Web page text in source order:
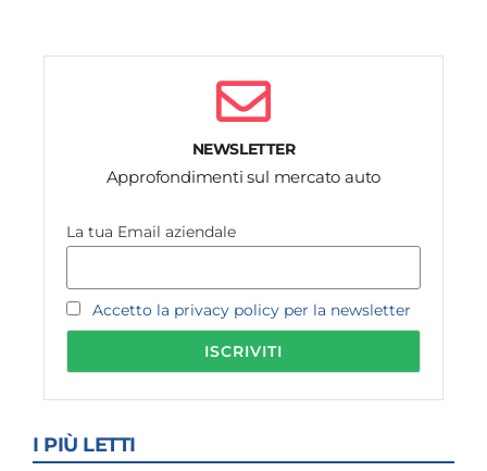
NEWSLETTER
Approfondimenti sul mercato auto
La tua Email aziendale
Accetto la privacy policy per la newsletter
I PIÙ LETTI